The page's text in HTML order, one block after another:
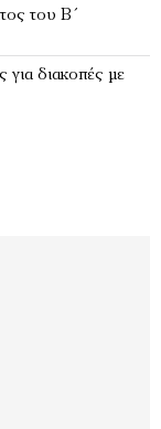
του Β΄
για διακοπές με